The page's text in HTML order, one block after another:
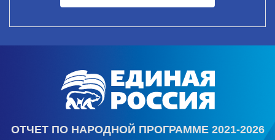
ОТЧЕТ ПО НАРОДНОЙ ПРОГРАММЕ 2021-2026